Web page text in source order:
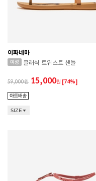
이파네마
클래식 트위스트 샌들
59,000 15,000원 [74%]
SIZE